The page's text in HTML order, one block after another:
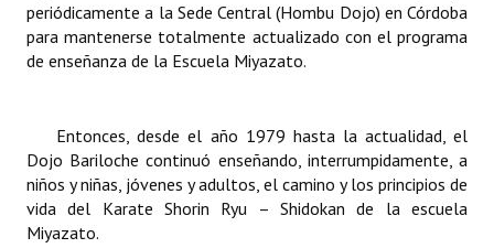
periódicamente a la Sede Central (Hombu Dojo) en Córdoba
para mantenerse totalmente actualizado con el programa
de enseñanza de la Escuela Miyazato.
Entonces, desde el año 1979 hasta la actualidad, el
Dojo Bariloche continuó enseñando, interrumpidamente, a
niños y niñas, jóvenes y adultos, el camino y los principios de
vida del Karate Shorin Ryu – Shidokan de la escuela
Miyazato.